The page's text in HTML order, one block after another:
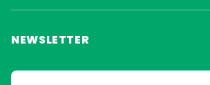
NEWSLETTER